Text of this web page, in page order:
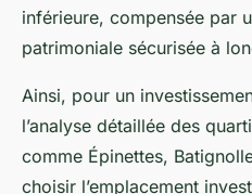
inférieure, compensée par
patrimoniale sécurisée à
Ainsi, pour un
l’analyse détaillée des
comme Épinettes,
choisir l’emplacement